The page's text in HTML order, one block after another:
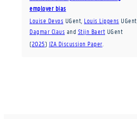
employer bias
Louise Devos UGent Louis Lippens UGent
Dagmar Claus and Stijn Baert UGent
(2025) IZA Discussion Paper